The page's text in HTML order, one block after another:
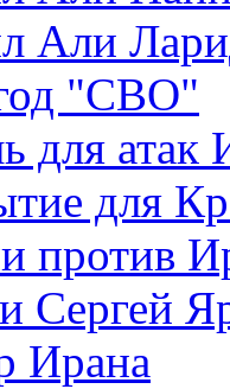
Али
"СВО"
для атак
для
против
Сергей
Ирана